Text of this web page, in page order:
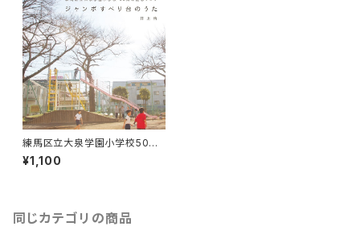
練馬区立大泉学園小学校50周
年記念ソング「ジャンボすべり台
のうた」
¥1,100
同じカテゴリの商品